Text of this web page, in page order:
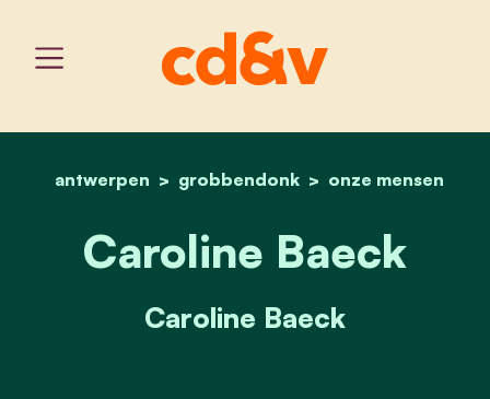
home
antwerpen grobbendonk onze mensen
caroline baeck
Caroline Baeck
Caroline Baeck